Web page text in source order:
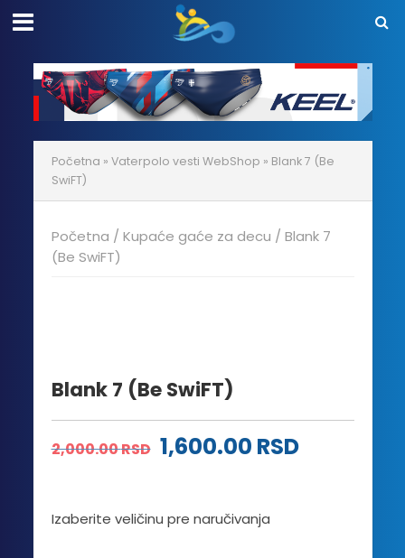
Početna » Vaterpolo vesti WebShop » Blank 7 (Be
SwiFT)
Početna / Kupaće gaće za decu / Blank 7
(Be SwiFT)
Blank 7 (Be SwiFT)
2,000.00RSD Originalna
je
1,600.00 RSDTrenutna
Izaberite veličinu pre naručivanja